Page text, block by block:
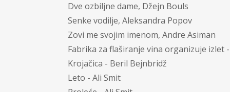
Dve ozbiljne dame, Džejn Bouls
Senke vodilje, Aleksandra Popov
Zovi me svojim imenom, Andre Asiman
Fabrika za flaširanje vina organizuje izlet
Krojačica - Beril Bejnbridž
Leto - Ali Smit